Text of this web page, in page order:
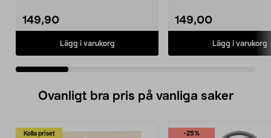
149,90
Lägg i varukorg
149,00
Lägg i varukorg
Ovanligt bra pris på vanliga saker
Kolla priset -25%